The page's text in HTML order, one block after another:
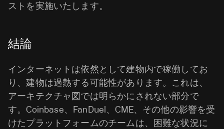
ストを実施いたします。
結論
インターネットは依然として建物内で稼働してお
り、建物は過熱する可能性があります。これは、
アーキテクチャ図では明らかにされない部分で
す。Coinbase、FanDuel、CME、その他の影響を受
けたプラットフォームのチームは、困難な状況に